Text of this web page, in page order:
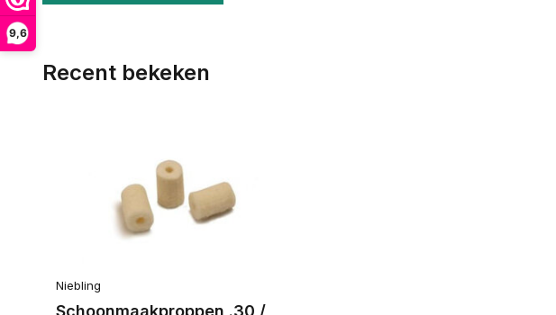
9,6
Recent bekeken
Niebling
Schoonmaakproppen .30 /